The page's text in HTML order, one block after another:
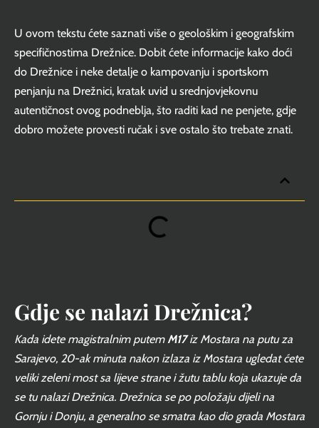
U ovom tekstu ćete saznati više o geološkim i geografskim
specifičnostima Drežnice. Dobit ćete informacije kako doći
do Drežnice i neke detalje o kampovanju i sportskom
penjanju na Drežnici, kratak uvid u srednjovjekovnu
autentičnost ovog podneblja, što raditi kad ne penjete, gdje
dobro možete provesti ručak i sve ostalo što trebate znati.
Gdje se nalazi Drežnica?
Kada idete magistralnim putem M17iz Mostara na putu za
Sarajevo, 20-ak minuta nakon izlaza iz Mostara ugledat ćete
veliki zeleni most sa lijeve strane i žutu tablu koja ukazuje da
se tu nalazi Drežnica. Drežnica se po položaju dijeli na
Gornju i Donju, a generalno se smatra kao dio grada Mostara